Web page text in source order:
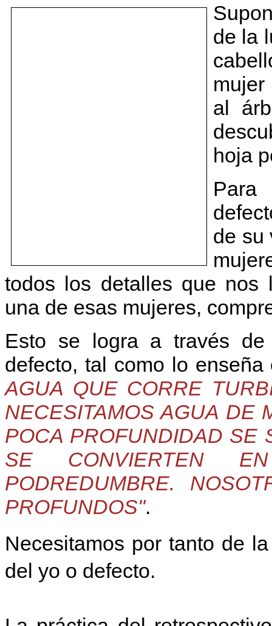
de la
al
hoja
de su
todos los detalles que nos
una de esas mujeres,
Esto se logra a través
defecto, tal como lo
AGUA QUE CORRE
NECESITAMOS AGUA DE
POCA PROFUNDIDAD SE
SE CONVIERTEN
PODREDUMBRE.
PROFUNDOS".
Necesitamos por tanto de
del yo o defecto.